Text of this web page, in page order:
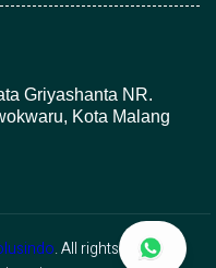
Griyashanta NR.
Kota Malang
. All rights reserved.